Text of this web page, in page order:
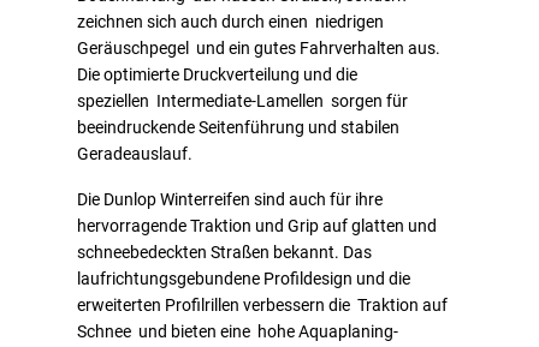
zeichnen sich auch durch einen niedrigen
Geräuschpegel und ein gutes Fahrverhalten aus.
Die optimierte Druckverteilung und die
speziellen Intermediate-Lamellen sorgen für
beeindruckende Seitenführung und stabilen
Geradeauslauf.
Die Dunlop Winterreifen sind auch für ihre
hervorragende Traktion und Grip auf glatten und
schneebedeckten Straßen bekannt. Das
laufrichtungsgebundene Profildesign und die
erweiterten Profilrillen verbessern die Traktion auf
Schnee und bieten eine hohe Aquaplaning-